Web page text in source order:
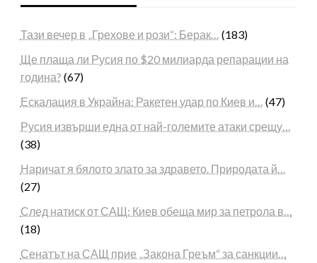
Тази вечер в „Грехове и рози“: Берак… (183)
Ще плаща ли Русия по $20 милиарда репарации на
година? (67)
Ескалация в Украйна: Ракетен удар по Киев и… (47)
Русия извърши една от най-големите атаки срещу…
(38)
Наричат я бялото злато за здравето. Природата й…
(27)
След натиск от САЩ: Киев обеща мир за петрола в…
(18)
Сенатът на САЩ прие „Закона Греъм“ за санкции…